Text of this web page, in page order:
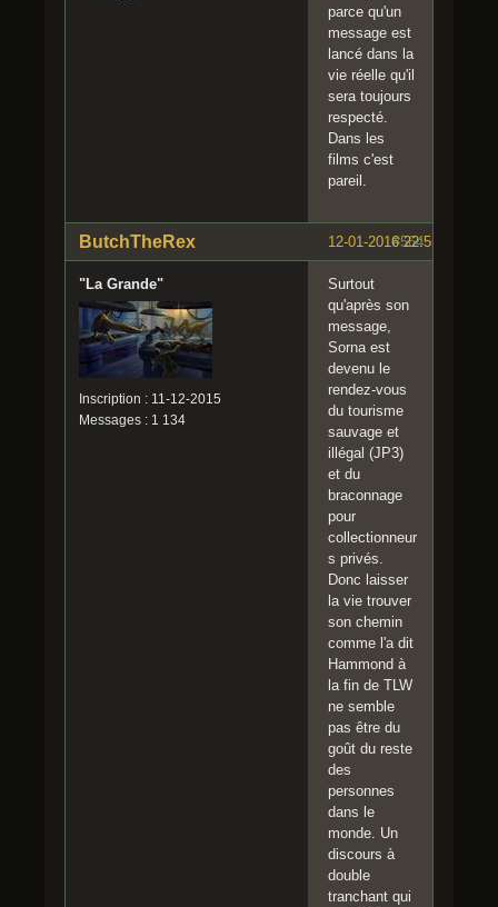
parce qu'un
message est
lancé dans la
vie réelle qu'il
sera toujours
respecté.
Dans les
films c'est
pareil.
#564
12-01-2016 22:55:25
ButchTheRex
"La Grande"
Inscription : 11-12-2015
Messages : 1 134
Surtout
qu'après son
message,
Sorna est
devenu le
rendez-vous
du tourisme
sauvage et
illégal (JP3)
et du
braconnage
pour
collectionneur
s privés.
Donc laisser
la vie trouver
son chemin
comme l'a dit
Hammond à
la fin de TLW
ne semble
pas être du
goût du reste
des
personnes
dans le
monde. Un
discours à
double
tranchant qui